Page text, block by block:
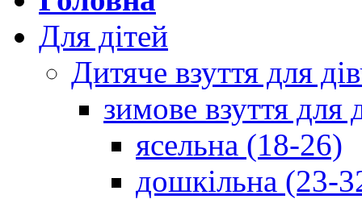
Для дітей
Дитяче взуття для
зимове взуття для
ясельна (18-26)
дошкільна (23-